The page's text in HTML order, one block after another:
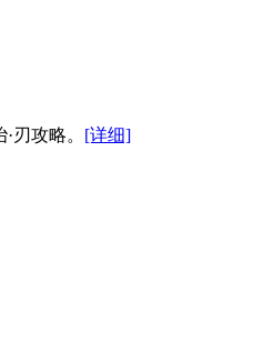
刃攻略。 [详细]